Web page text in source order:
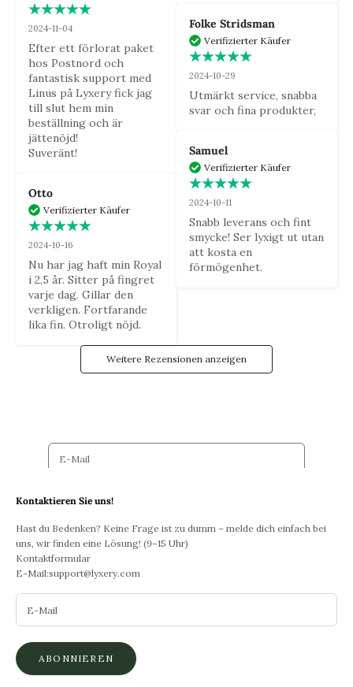
2024-11-04
Efter ett förlorat paket
hos Postnord och
fantastisk support med
Linus på Lyxery fick jag
till slut hem min
beställning och är
jättenöjd!
Suveränt!
Otto
Verifizierter Käufer
2024-10-16
Nu har jag haft min Royal
i 2,5 år. Sitter på fingret
varje dag. Gillar den
verkligen. Fortfarande
lika fin. Otroligt nöjd.
Folke Stridsman
Verifizierter Käufer
2024-10-29
Utmärkt service, snabba
svar och fina produkter,
Samuel
Verifizierter Käufer
2024-10-11
Snabb leverans och fint
smycke! Ser lyxigt ut utan
att kosta en
förmögenhet.
Weitere Rezensionen anzeigen
DIE LUXUSFAMILIE
E-post
Kontaktieren Sie uns!
Hast du Bedenken? Keine Frage ist zu dumm – melde dich einfach bei
uns, wir finden eine Lösung! (9–15 Uhr)
Kontaktformular
E-Mail:support@lyxery.com
ABONNIEREN